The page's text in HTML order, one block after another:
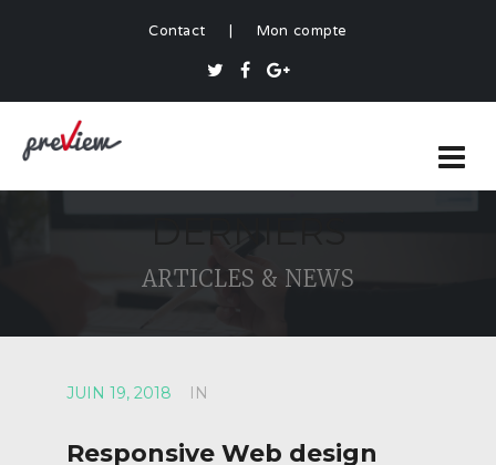
Contact | Mon compte
ARTICLES & NEWS
JUIN 19, 2018 IN
Responsive Web design